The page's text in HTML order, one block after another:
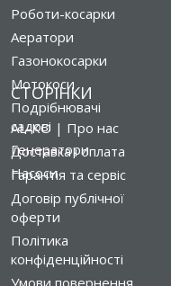
Роботи-косарки
Аератори
Газонокосарки
Мотокоси
Подрібнювачі
садові
Генератори
Насоси
СТОРІНКИ
AL-KO | Про нас
Доставка і оплата
Гарантія та сервіс
Договір публічної
оферти
Політика
конфіденційності
Умови повернення